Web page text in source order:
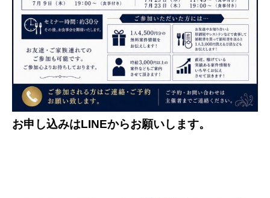
お申し込みはLINEからお願いします。